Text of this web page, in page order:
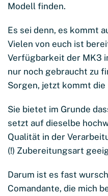
Modell finden.
Es sei denn, es kommt
Vielen von euch ist
Verfügbarkeit der MK3
nur noch gebraucht zu
Sorgen, jetzt kommt die
Sie bietet im Grunde
setzt auf dieselbe
Qualität in der
(!) Zubereitungsart
Darum ist es fast
Comandante, die mich